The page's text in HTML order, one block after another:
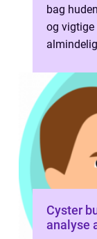
bag
og vigtige
Cyster
analyse